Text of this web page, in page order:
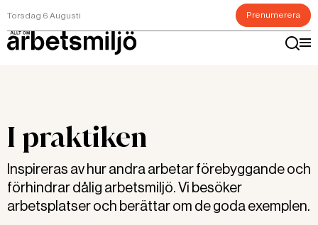
Torsdag 6 Augusti Prenumerera
I praktiken
Inspireras av hur andra arbetar förebyggande och
förhindrar dålig arbetsmiljö. Vi besöker
arbetsplatser och berättar om de goda exemplen.